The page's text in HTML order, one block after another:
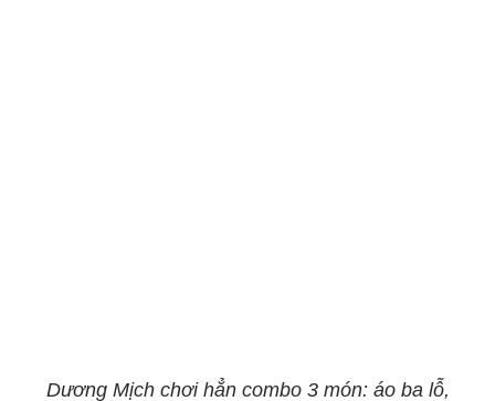
Dương Mịch chơi hẳn combo 3 món: áo ba lỗ,